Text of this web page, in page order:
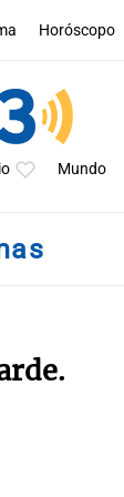
Horóscopo
Mundo